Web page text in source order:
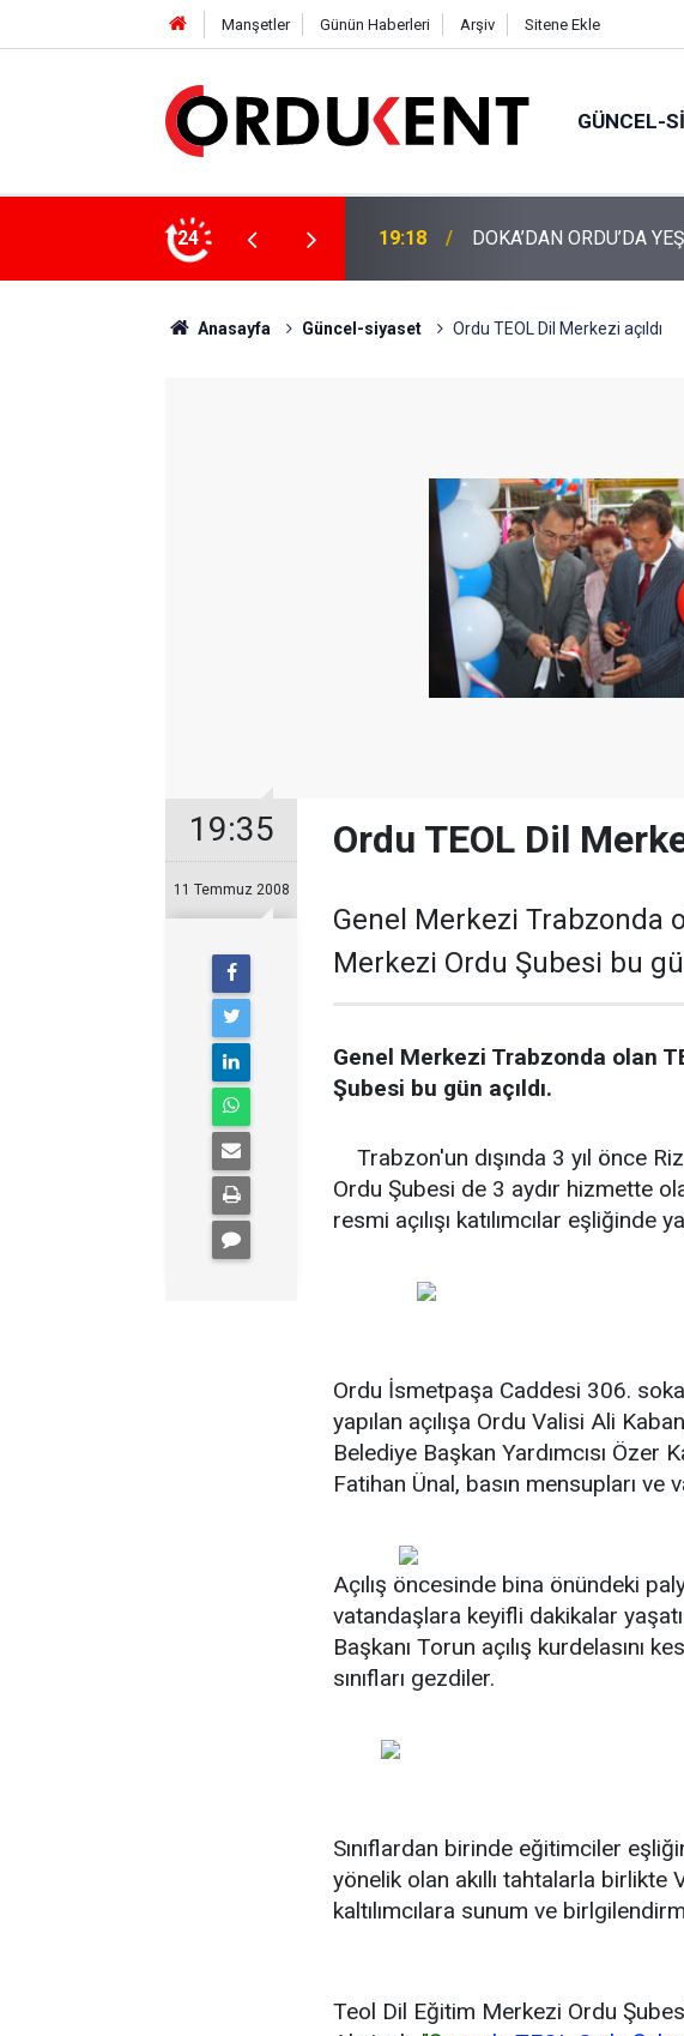
Manşetler Günün Haberleri Arşiv Sitene Ekle
GÜNCEL-
24
4 MİLYON LİRAYA YAKIN DESTEK 12:46 YENİ PARTİ’NİN
Anasayfa Güncel-siyaset Ordu TEOL Dil Merkezi açıldı
19:35
11 Temmuz 2008
Ordu TEOL Dil
Genel Merkezi Trabzonda
Merkezi Ordu Şubesi bu
Genel Merkezi Trabzonda olan
Şubesi bu gün açıldı.
Trabzon'un dışında 3 yıl önce
Ordu Şubesi de 3 aydır hizmette
resmi açılışı katılımcılar eşliğinde
Ordu İsmetpaşa Caddesi 306.
yapılan açılışa Ordu Valisi Ali
Belediye Başkan Yardımcısı Özer
Fatihan Ünal, basın mensupları ve
Açılış öncesinde bina önündeki
vatandaşlara keyifli dakikalar
Başkanı Torun açılış kurdelasını
sınıfları gezdiler.
Sınıflardan birinde eğitimciler
yönelik olan akıllı tahtalarla birlikte
kaltılımcılara sunum ve
Teol Dil Eğitim Merkezi Ordu